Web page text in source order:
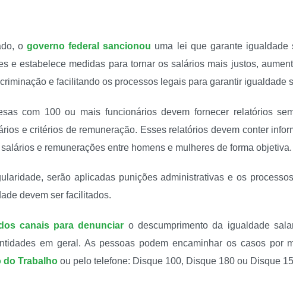
o governo federal sancionou uma lei que garante igualdade
e estabelece medidas para tornar os salários mais justos,
e facilitando os processos legais para garantir igualdade
com 100 ou mais funcionários devem fornecer relatórios
e critérios de remuneração. Esses relatórios devem conter
e remunerações entre homens e mulheres de forma objetiva.
serão aplicadas punições administrativas e os
devem ser facilitados.
canais para denunciar o descumprimento da igualdade
em geral. As pessoas podem encaminhar os casos por
do Trabalho ou pelo telefone: Disque 100, Disque 180 ou Disque